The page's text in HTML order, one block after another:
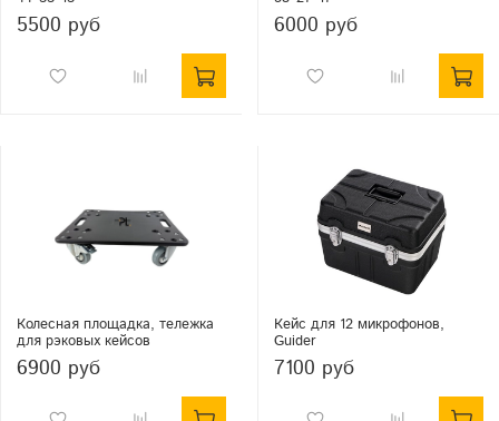
5500 руб 6000 руб
Колесная площадка, тележка
для рэковых кейсов
6900 руб
Кейс для 12 микрофонов,
Guider
7100 руб